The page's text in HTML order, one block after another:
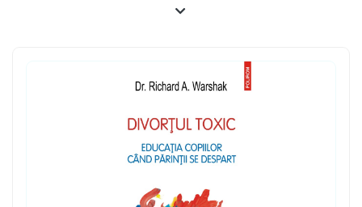
relație toxica, etc.). Aceste răni merita explorate puțin
Am realizat un top cu cele mai recomandate cărți
despre divorț, pentru adulți, și femei și bărbați, despre
face cadou, sigur vor fi apreciate.